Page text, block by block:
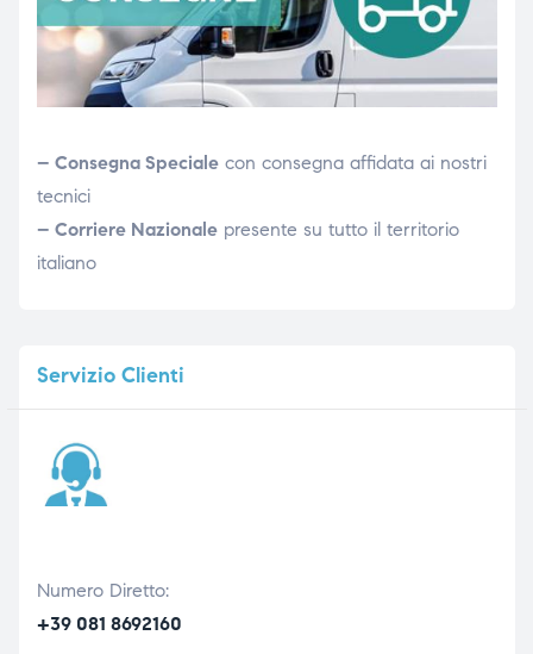
– Consegna Specialecon consegna affidata ai nostri
tecnici
– Corriere Nazionalepresente su tutto il territorio
italiano
ServizioClienti
Numero Diretto:
+39 081 8692160